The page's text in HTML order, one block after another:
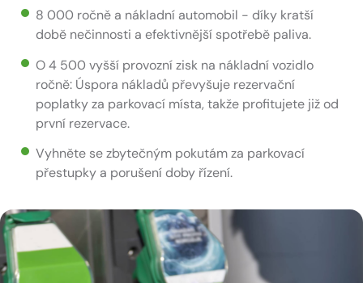
8 000 ročně a nákladní automobil - díky kratší
době nečinnosti a efektivnější spotřebě paliva.
O 4 500 vyšší provozní zisk na nákladní vozidlo
ročně: Úspora nákladů převyšuje rezervační
poplatky za parkovací místa, takže profitujete již od
první rezervace.
Vyhněte se zbytečným pokutám za parkovací
přestupky a porušení doby řízení.